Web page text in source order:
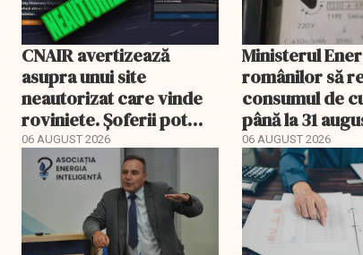
CNAIR avertizează
asupra unui site
neautorizat care vinde
roviniete. Șoferii pot
plăti și cu 186% mai mult
06 AUGUST 2026
Ministerul
românilor să
consumul de
până la 31
06 AUGUST 2026